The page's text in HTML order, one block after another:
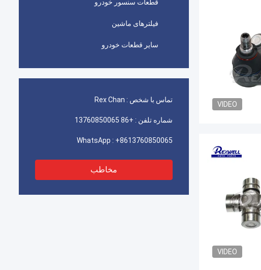
قطعات سنسور خودرو
فیلترهای ماشین
سایر قطعات خودرو
تماس با شخص : Rex Chan
شماره تلفن : +86 13760850065
WhatsApp : +8613760850065
مخاطب
VIDEO
VIDEO